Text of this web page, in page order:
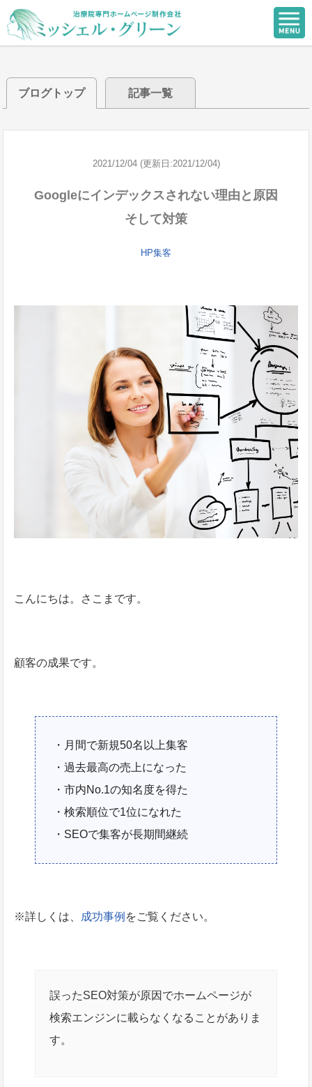
ブログトップ 記事一覧
2021/12/04 (更新日:2021/12/04)
Googleにインデックスされない理由と原因
そして対策
HP集客
こんにちは。さこまです。
顧客の成果です。
・月間で新規50名以上集客
・過去最高の売上になった
・市内No.1の知名度を得た
・検索順位で1位になれた
・SEOで集客が長期間継続
※詳しくは、 成功事例 をご覧ください。
誤ったSEO対策が原因でホームページが
検索エンジンに載らなくなることがありま
す。